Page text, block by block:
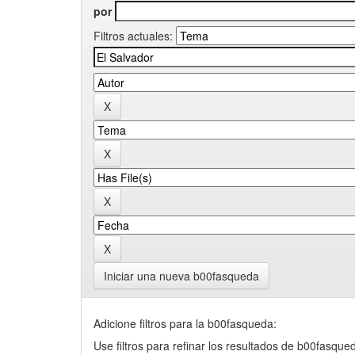
por
Filtros actuales:
Iniciar una nueva b00fasqueda
Adicione filtros para la b00fasqueda:
Use filtros para refinar los resultados de